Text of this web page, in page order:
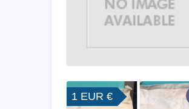
1 EUR €